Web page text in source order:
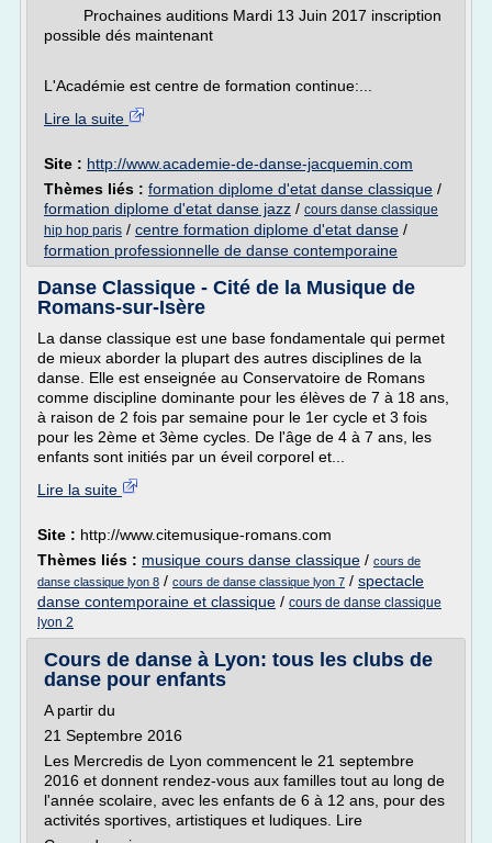
Prochaines auditions Mardi 13 Juin 2017 inscription
possible dés maintenant
L'Académie est centre de formation continue:...
Lire la suite
Site : http://www.academie-de-danse-jacquemin.com
Thèmes liés : formation diplome d'etat danse classique /
formation diplome d'etat danse jazz / cours danse classique
hip hop paris / centre formation diplome d'etat danse /
formation professionnelle de danse contemporaine
Danse Classique - Cité de la Musique de
Romans-sur-Isère
La danse classique est une base fondamentale qui permet
de mieux aborder la plupart des autres disciplines de la
danse. Elle est enseignée au Conservatoire de Romans
comme discipline dominante pour les élèves de 7 à 18 ans,
à raison de 2 fois par semaine pour le 1er cycle et 3 fois
pour les 2ème et 3ème cycles. De l'âge de 4 à 7 ans, les
enfants sont initiés par un éveil corporel et...
Lire la suite
Site : http://www.citemusique-romans.com
Thèmes liés : musique cours danse classique / cours de
danse classique lyon 8 / cours de danse classique lyon 7 / spectacle
danse contemporaine et classique / cours de danse classique
lyon 2
Cours de danse à Lyon: tous les clubs de
danse pour enfants
A partir du
21 Septembre 2016
Les Mercredis de Lyon commencent le 21 septembre
2016 et donnent rendez-vous aux familles tout au long de
l'année scolaire, avec les enfants de 6 à 12 ans, pour des
activités sportives, artistiques et ludiques. Lire